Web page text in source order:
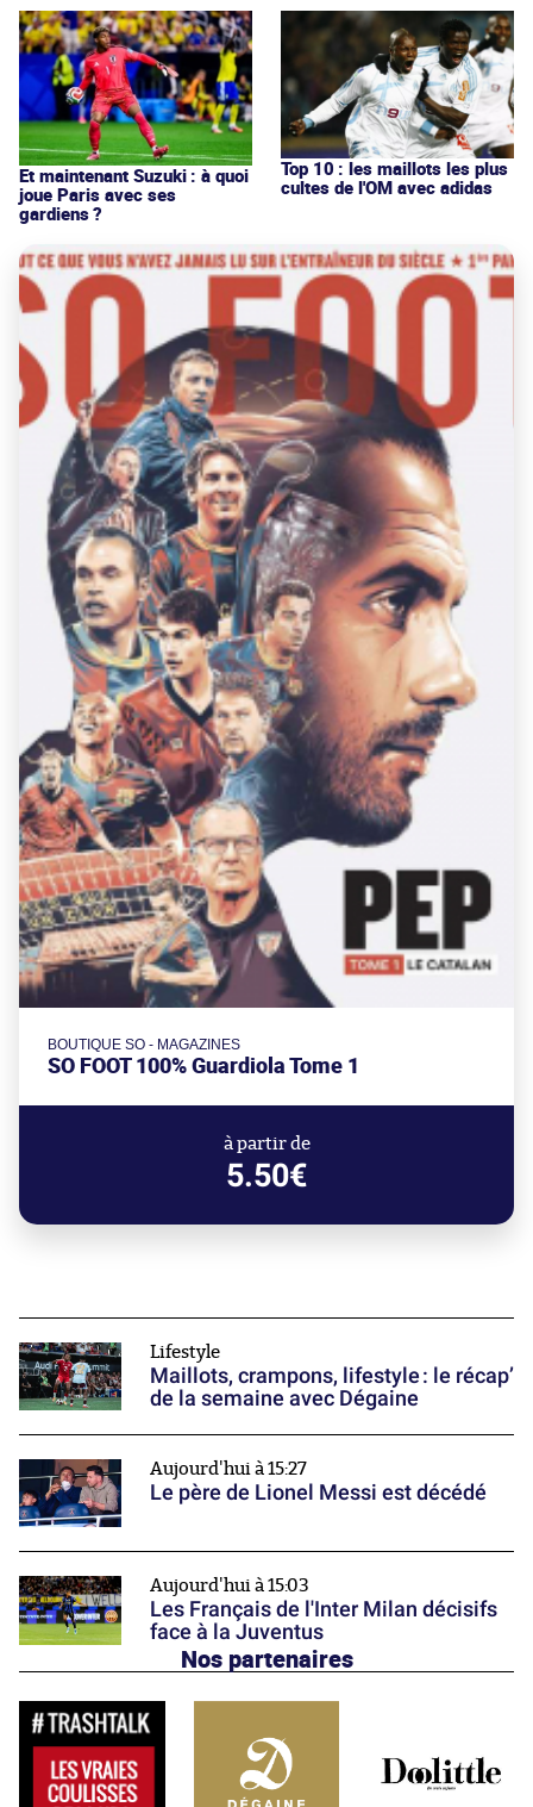
Et maintenant Suzuki : à quoi
joue Paris avec ses
gardiens ?
Top 10 : les maillots les plus
cultes de l'OM avec adidas
BOUTIQUE SO - MAGAZINES
SO FOOT 100% Guardiola Tome 1
à partir de
5.50€
Lifestyle
Maillots, crampons, lifestyle : le récap’
de la semaine avec Dégaine
Aujourd'hui à 15:27
Le père de Lionel Messi est décédé
Aujourd'hui à 15:03
Les Français de l'Inter Milan décisifs
face à la Juventus
Nos partenaires